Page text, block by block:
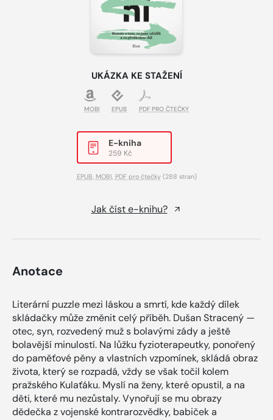
UKÁZKA KE STAŽENÍ
MOBI EPUB PDF PRO ČTEČKY
E-kniha
259 Kč
EPUB, MOBI, PDF pro čtečky(288 stran)
Jak číst e-knihu?
Anotace
Literární puzzle mezi láskou a smrtí, kde každý dílek
skládačky může změnit celý příběh. Dušan Stracený —
otec, syn, rozvedený muž s bolavými zády a ještě
bolavější minulostí. Na lůžku fyzioterapeutky, ponořený
do paměťové pěny a vlastních vzpomínek, skládá obraz
života, který se rozpadá, vždy se však točil kolem
pražského Kulaťáku. Myslí na ženy, které opustil, a na
děti, které mu nezůstaly. Vynořují se mu obrazy
dědečka z vojenské kontrarozvědky, babiček a